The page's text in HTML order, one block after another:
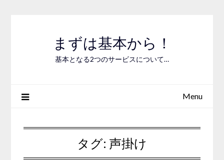
まずは基本から！
基本となる2つのサービスについて…
Menu
タグ: 声掛け